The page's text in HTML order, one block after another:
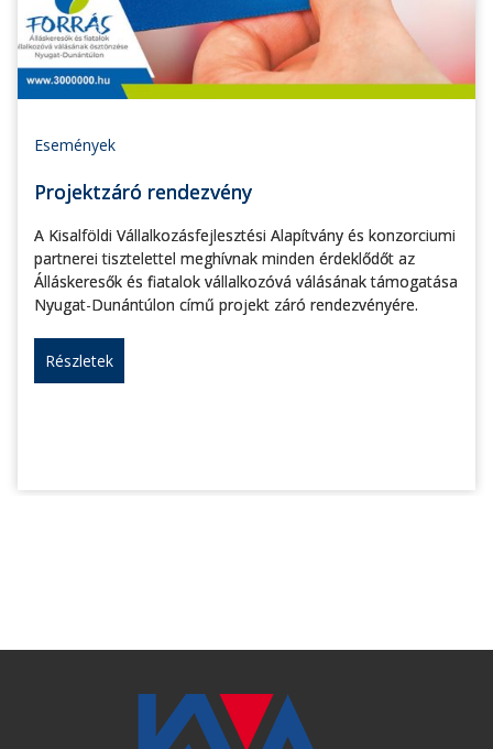
Események
Projektzáró rendezvény
A Kisalföldi Vállalkozásfejlesztési Alapítvány és konzorciumi
partnerei tisztelettel meghívnak minden érdeklődőt az
Álláskeresők és fiatalok vállalkozóvá válásának támogatása
Nyugat-Dunántúlon című projekt záró rendezvényére.
Részletek